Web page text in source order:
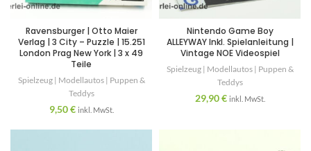
Ravensburger | Otto Maier
Verlag | 3 City – Puzzle | 15.251
London Prag New York | 3 x 49
Teile
Spielzeug | Modellautos | Puppen &
Teddys
9,50€ inkl. MwSt.
Nintendo Game Boy
ALLEYWAY Inkl. Spielanleitung |
Vintage NOE Videospiel
Spielzeug | Modellautos | Puppen &
Teddys
29,90€ inkl. MwSt.